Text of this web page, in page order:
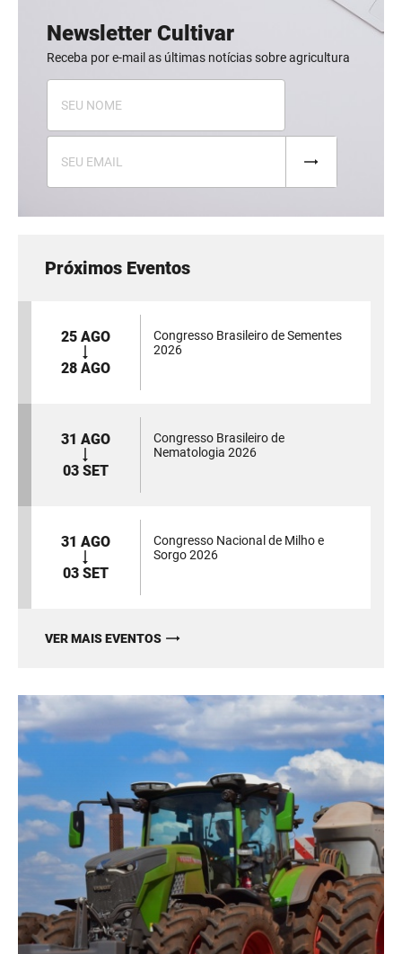
Newsletter Cultivar
Receba por e-mail as últimas notícias sobre agricultura
Próximos Eventos
25 AGO
28 AGO
Congresso Brasileiro de Sementes
2026
31 AGO
03 SET
Congresso Brasileiro de
Nematologia 2026
31 AGO
03 SET
Congresso Nacional de Milho e
Sorgo 2026
VER MAIS EVENTOS